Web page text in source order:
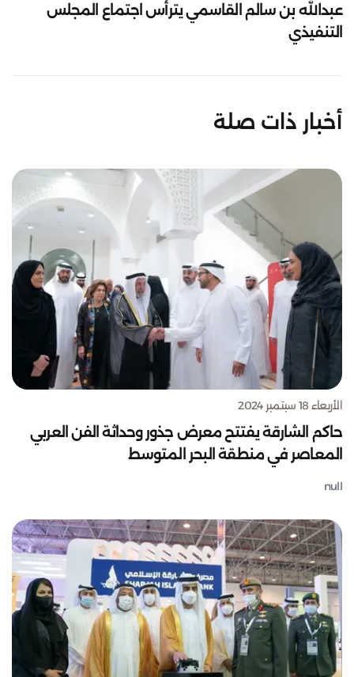
عبدالله بن سالم القاسمي يترأس اجتماع المجلس
التنفيذي
أخبار ذات صلة
الأربعاء 18 سبتمبر 2024
حاكم الشارقة يفتتح معرض جذور وحداثة الفن العربي
المعاصر في منطقة البحر المتوسط
null